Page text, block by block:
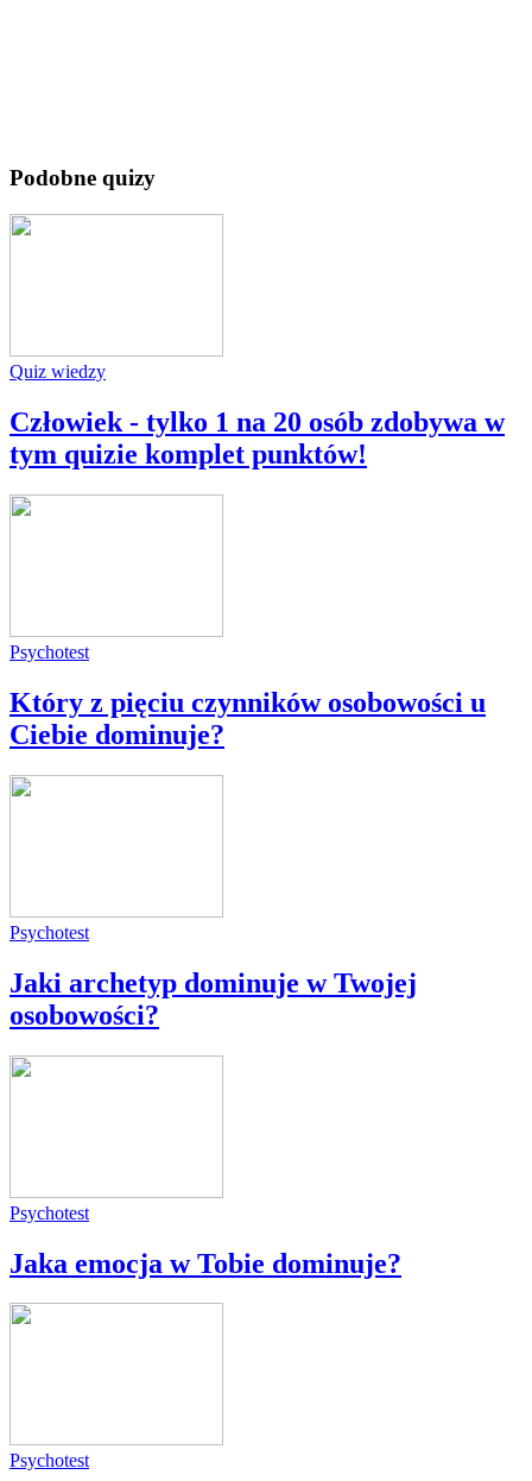
Podobne quizy
Quiz wiedzy
Człowiek - tylko 1 na 20 osób zdobywa w
tym quizie komplet punktów!
Psychotest
Który z pięciu czynników osobowości u
Ciebie dominuje?
Psychotest
Jaki archetyp dominuje w Twojej
osobowości?
Psychotest
Jaka emocja w Tobie dominuje?
Psychotest